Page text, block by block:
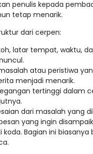
penulis kepada
tetap menarik.
dari cerpen:
latar tempat, waktu,
atau peristiwa
menjadi menarik.
tertinggi dalam
dari masalah yang
yang ingin
Bagian ini